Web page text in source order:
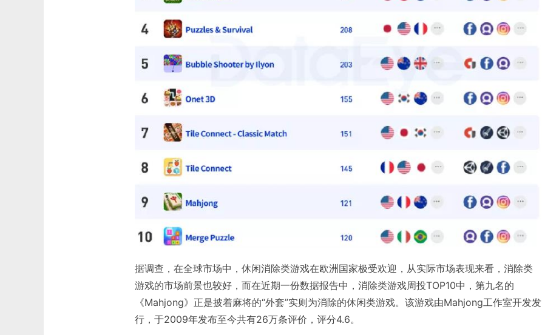
据调查，在全球市场中，休闲消除类游戏在欧洲国家极受欢迎，从实际市场表现来看，消除类
游戏的市场前景也较好，而在近期一份数据报告中，消除类游戏周投TOP10中，第九名的
《Mahjong》正是披着麻将的“外套”实则为消除的休闲类游戏。该游戏由Mahjong工作室开发发
行，于2009年发布至今共有26万条评价，评分4.6。